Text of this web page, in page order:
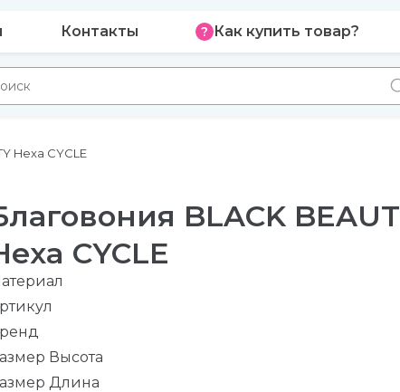
Контакты Как купить товар?
Hexa CYCLE
BLACK
CYCLE
Высота
Длина